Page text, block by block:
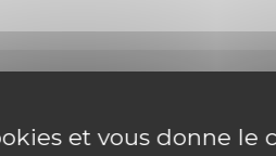
et vous donne le